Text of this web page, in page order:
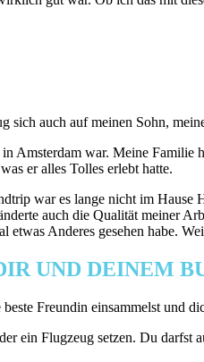
sich auch auf meinen Sohn,
Amsterdam war. Meine
er alles Tolles erlebt hatte.
war es lange nicht im
auch die Qualität meiner
Anderes gesehen habe.
UND DEINEM
Freundin einsammelst und
ein Flugzeug setzen. Du